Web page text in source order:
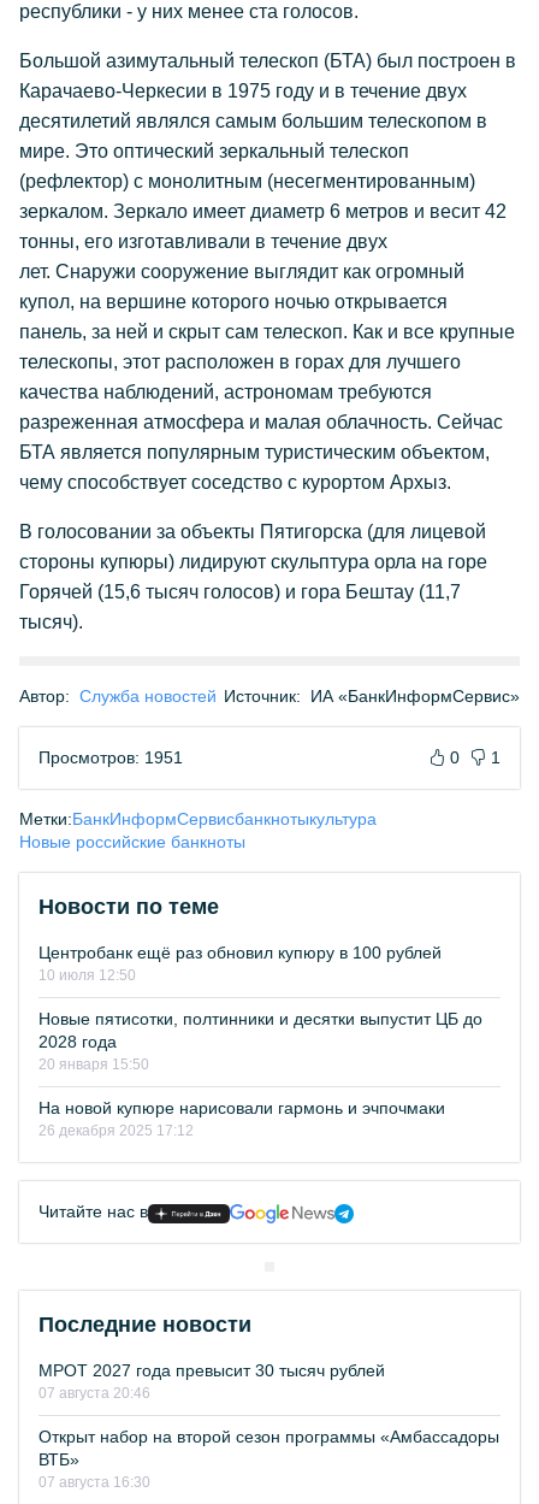
республики - у них менее ста голосов.
Большой азимутальный телескоп (БТА) был построен в
Карачаево-Черкесии в 1975 году и в течение двух
десятилетий являлся самым большим телескопом в
мире. Это оптический зеркальный телескоп
(рефлектор) с монолитным (несегментированным)
зеркалом. Зеркало имеет диаметр 6 метров и весит 42
тонны, его изготавливали в течение двух
лет. Снаружи сооружение выглядит как огромный
купол, на вершине которого ночью открывается
панель, за ней и скрыт сам телескоп. Как и все крупные
телескопы, этот расположен в горах для лучшего
качества наблюдений, астрономам требуются
разреженная атмосфера и малая облачность. Сейчас
БТА является популярным туристическим объектом,
чему способствует соседство с курортом Архыз.
В голосовании за объекты Пятигорска (для лицевой
стороны купюры) лидируют скульптура орла на горе
Горячей (15,6 тысяч голосов) и гора Бештау (11,7
тысяч).
Автор: Служба новостей Источник: ИА «БанкИнформСервис»
Просмотров: 1951 0 1
Метки:БанкИнформСервисбанкнотыкультура
Новые российские банкноты
Новости по теме
Центробанк ещё раз обновил купюру в 100 рублей
10 июля 12:50
Новые пятисотки, полтинники и десятки выпустит ЦБ до
2028 года
20 января 15:50
На новой купюре нарисовали гармонь и эчпочмаки
26 декабря 2025 17:12
Читайте нас в
Последние новости
МРОТ 2027 года превысит 30 тысяч рублей
07 августа 20:46
Открыт набор на второй сезон программы «Амбассадоры
ВТБ»
07 августа 16:30